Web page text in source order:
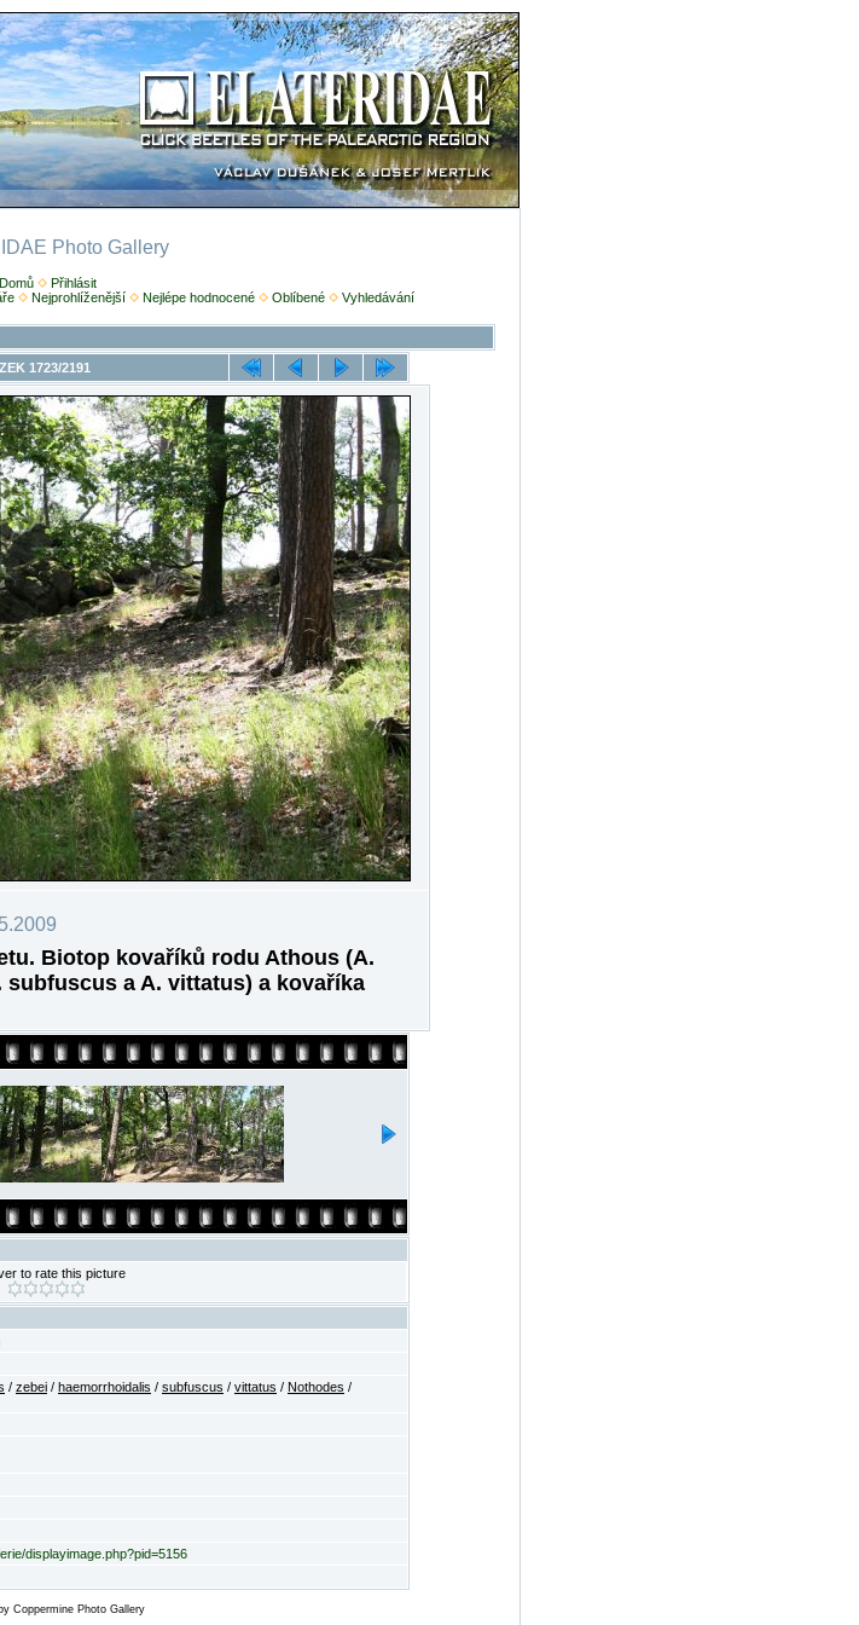
Photo Gallery
Domů
Přihlásit
Nejprohlíženější Nejlépe hodnocené Oblíbené Vyhledávání
1723/2191
Biotop kovaříků rodu Athous (A.
subfuscus a A. vittatus) a kovaříka
to rate this picture
/ zebei / haemorrhoidalis / subfuscus / vittatus / Nothodes /
displayimage.php?pid=5156
Coppermine Photo Gallery